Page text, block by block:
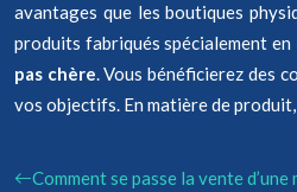
avantages que les boutiques
produits fabriqués spécialement en
pas chère. Vous bénéficierez des
vos objectifs. En matière de
Comment se passe la vente